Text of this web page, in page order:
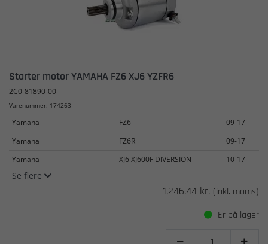
Starter motor YAMAHA FZ6 XJ6 YZFR6
2C0-81890-00
Varenummer: 174263
Yamaha FZ6
09-17
Yamaha
FZ6R
09-17
Yamaha
XJ6 XJ600F DIVERSION 10-17
Se flere
1.246,44 kr. (inkl. moms)
Er på lager
 